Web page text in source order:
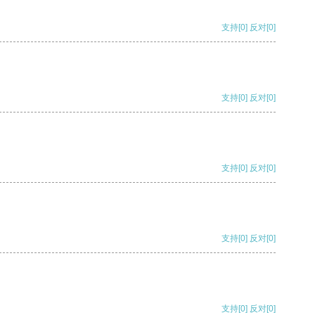
支持[0] 反对[0]
支持[0] 反对[0]
支持[0] 反对[0]
支持[0] 反对[0]
支持[0] 反对[0]